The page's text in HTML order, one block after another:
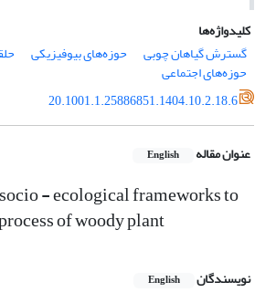
کلیدواژه‌ها
گسترش گیاهان چوبی
حوزه‌های بیوفیزیکی
حوزه‌های اجتماعی
20.1001.1.25886851.1404.10.2.18.6
عنوان مقاله English
- ecological frameworks to
of woody plant
نویسندگان English